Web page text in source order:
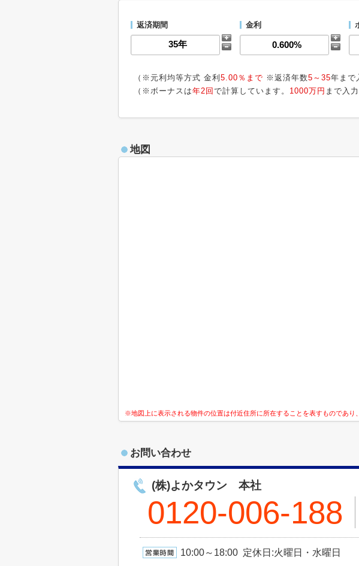
返済期間 金利
（※元利均等方式 金利 5.00％まで ※返済年数5～35年まで
（※ボーナスは年2回 で計算しています。 1000万円 まで入
地図
※地図上に表示される物件の位置は付近住所に所在することを表すものであり
お問い合わせ
(株)よかタウン 本社
0120-006-188
10:00～18:00 定休日:火曜日・水曜日